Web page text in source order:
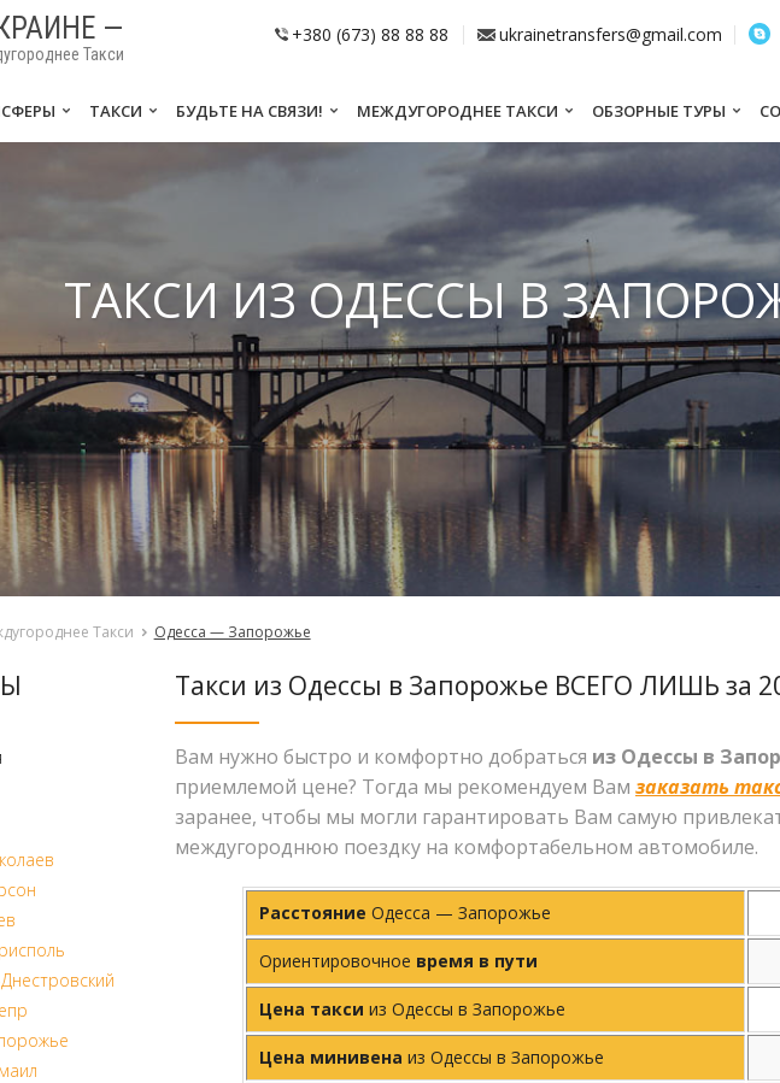
—
Такси
+380 (673) 88 88 88 ukrainetransfers@gmail.com
ТАКСИ БУДЬТЕ НА СВЯЗИ! МЕЖДУГОРОДНЕЕ ТАКСИ ОБЗОРНЫЕ ТУРЫ
ТАКСИ ИЗ ОДЕССЫ В
Такси Одесса — Запорожье
Такси из Одессы в Запорожье ВСЕГО ЛИШЬ за
Вам нужно быстро и комфортно добраться из Одессы в
приемлемой цене? Тогда мы рекомендуем Вам заказать
заранее, чтобы мы могли гарантировать Вам самую
междугороднюю поездку на комфортабельном автомобиле.
Расстояние Одесса — Запорожье
Ориентировочное время в пути
Цена такси из Одессы в Запорожье
Цена минивена из Одессы в Запорожье